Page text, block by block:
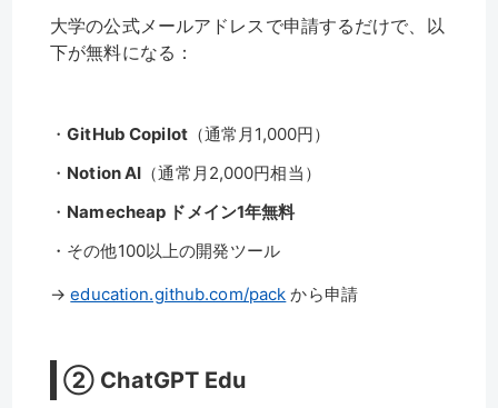
大学の公式メールアドレスで申請するだけで、以
下が無料になる：
・GitHub Copilot（通常月1,000円）
・ Notion AI （通常月2,000円相当）
・ Namecheap ドメイン1年無料
・その他100以上の開発ツール
→education.github.com/pack から申請
② ChatGPT Edu